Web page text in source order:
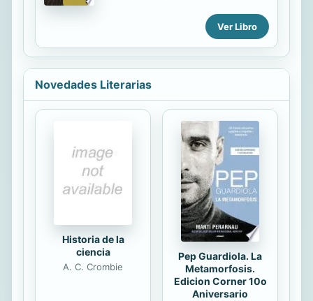
verano de 1937, el joven Franz
Huchel abandona el «agujero...
vulnerabilidad tras una apariencia
despreocupada. Ella desea salir al
mundo y conocer el amor. Él
esconde cicatrices mucho más
piel. Ella quiere volar alto y cumplir
ese sueño que no se atreve a
confesar. Ren y Jisoo se conocen
desde niños y no podrían ser más
diferentes. Sin embargo, cuando el
destino los ponga a prueba,
descubrirán que el corazón no
entiende de reglas. Porque hay
polos opuestos que encajan y...
Ver Libro
Novedades Literarias
Historia de la
ciencia
A. C. Crombie
Pep Guardiola. La
Metamorfosis.
Edicion Corner 10o
Aniversario